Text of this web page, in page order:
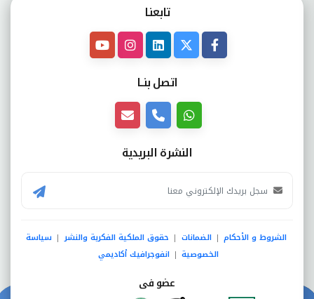
تابعنـا
اتصل بنــا
النشرة البريدية
الشروط و الأحكام | الضمانات | حقوق الملكية الفكرية والنشر | سياسة
الخصوصية | انفوجرافيك أكاديمي
عضو فى